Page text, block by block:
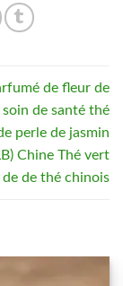
de fleur de
soin de santé thé
perle de jasmin
Chine Thé vert
de thé chinois